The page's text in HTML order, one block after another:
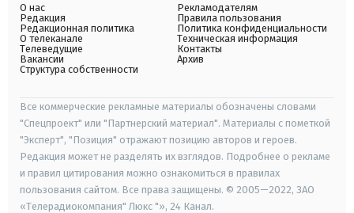
О нас
Редакция
Редакционная политика
О телеканале
Телеведущие
Вакансии
Структура собственности
Рекламодателям
Правила пользования
Политика конфиденциальности
Техническая информация
Контакты
Архив
Все коммерческие рекламные материалы обозначены словами
"Спецпроект" или "Партнерский материал". Материалы с пометкой
"Эксперт", "Позиция" отражают позицию авторов и героев.
Редакция может не разделять их взглядов. Подробнее о рекламе
и правил цитирования можно ознакомиться в правилах
пользования сайтом. Все права защищены. © 2005—2022, ЗАО
«Телерадиокомпания" Люкс "», 24 Канал.